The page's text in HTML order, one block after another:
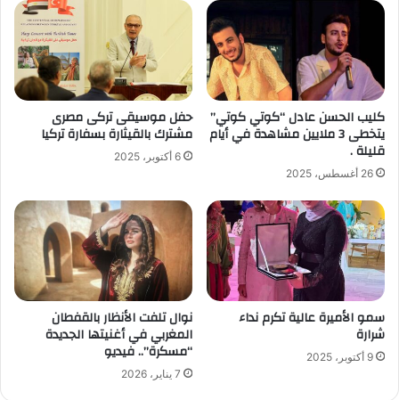
كليب الحسن عادل “كوتي كوتي”
يتخطى 3 ملايين مشاهدة في أيام
قليلة .
26 أغسطس، 2025
حفل موسيقى تركى مصرى
مشترك بالقيثارة بسفارة تركيا
6 أكتوبر، 2025
سمو الأميرة عالية تكرم نداء
شرارة
9 أكتوبر، 2025
نوال تلفت الأنظار بالقفطان
المغربي في أغنيتها الجديدة
“مسكرة”.. فيديو
7 يناير، 2026